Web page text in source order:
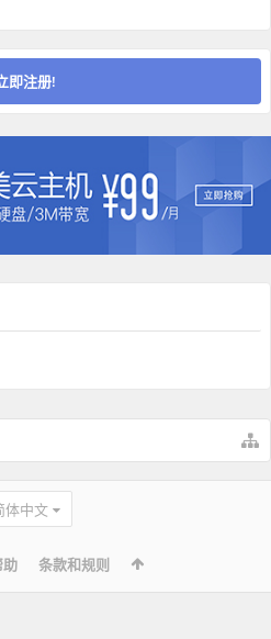
即注册!
体中文
助 条款和规则